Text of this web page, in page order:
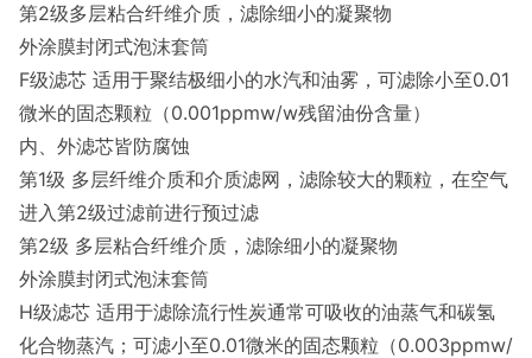
第2级多层粘合纤维介质，滤除细小的凝聚物
外涂膜封闭式泡沫套筒
F级滤芯 适用于聚结极细小的水汽和油雾，可滤除小至0.01
微米的固态颗粒（0.001ppmw/w残留油份含量）
内、外滤芯皆防腐蚀
第1级 多层纤维介质和介质滤网，滤除较大的颗粒，在空气
进入第2级过滤前进行预过滤
第2级 多层粘合纤维介质，滤除细小的凝聚物
外涂膜封闭式泡沫套筒
H级滤芯 适用于滤除流行性炭通常可吸收的油蒸气和碳氢
化合物蒸汽；可滤小至0.01微米的固态颗粒（0.003ppmw/